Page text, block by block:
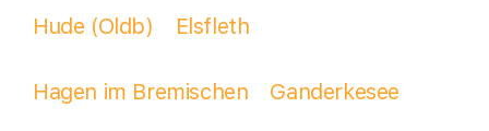
Hude (Oldb) Elsfleth
Hagen im Bremischen Ganderkesee